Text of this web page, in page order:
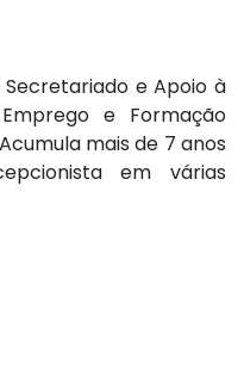
e Apoio à
e Formação
mais de 7 anos
em várias